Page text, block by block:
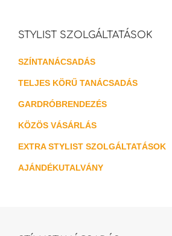
STYLIST SZOLGÁLTATÁSOK
SZÍNTANÁCSADÁS
TELJES KÖRŰ TANÁCSADÁS
GARDRÓBRENDEZÉS
KÖZÖS VÁSÁRLÁS
EXTRA STYLIST SZOLGÁLTATÁSOK
AJÁNDÉKUTALVÁNY